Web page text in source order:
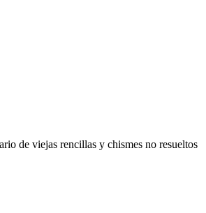
de viejas rencillas y chismes no resueltos